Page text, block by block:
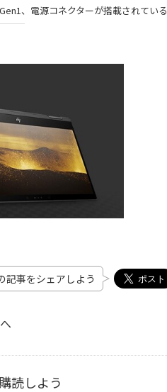
、電源コネクターが搭載されている
記事をシェアしよう
読しよう